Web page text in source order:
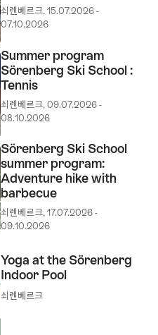
쇠렌베르크, 15.07.2026 -
07.10.2026
Summer program
Sörenberg Ski School :
Tennis
쇠렌베르크, 09.07.2026 -
08.10.2026
Sörenberg Ski School
summer program:
Adventure hike with
barbecue
쇠렌베르크, 17.07.2026 -
09.10.2026
Yoga at the Sörenberg
Indoor Pool
쇠렌베르크